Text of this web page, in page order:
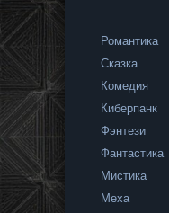
Романтика
Сказка
Комедия
Киберпанк
Фэнтези
Фантастика
Мистика
Меха